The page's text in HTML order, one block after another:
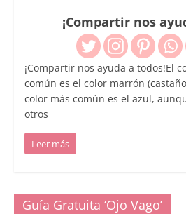
¡Compartir nos
¡Compartir nos ayuda a todos!El
común es el color marrón
color más común es el azul,
otros
Leer más
Guía Gratuita ‘Ojo Vago’